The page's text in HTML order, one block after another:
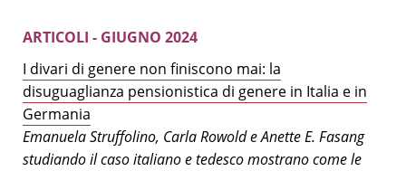
ARTICOLI - GIUGNO 2024
I divari di genere non finiscono mai: la
disuguaglianza pensionistica di genere in Italia e in
Germania
Emanuela Struffolino, Carla Rowold e Anette E. Fasang
studiando il caso italiano e tedesco mostrano come le